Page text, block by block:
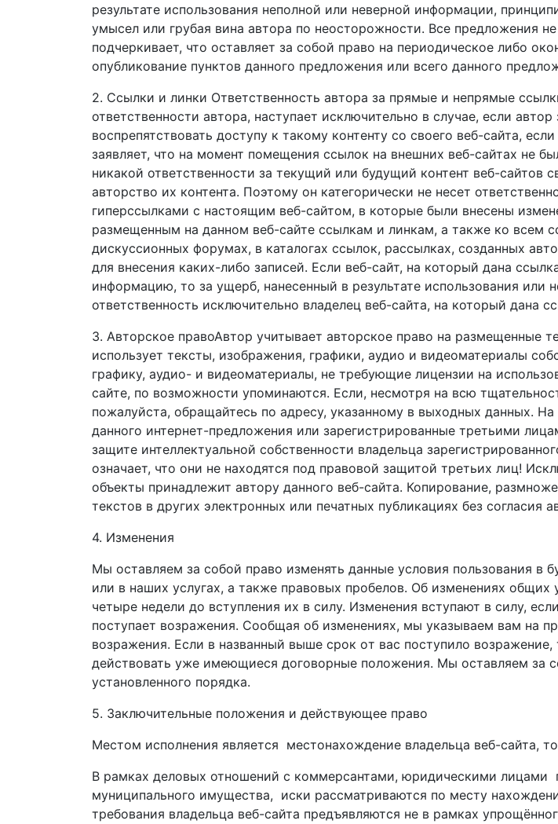
результате использования неполной или неверной информации,
умысел или грубая вина автора по неосторожности. Все предложения
подчеркивает, что оставляет за собой право на периодическое либо
опубликование пунктов данного предложения или всего данного
2. Ссылки и линки Ответственность автора за прямые и непрямые
ответственности автора, наступает исключительно в случае, если
воспрепятствовать доступу к такому контенту со своего веб-сайта,
заявляет, что на момент помещения ссылок на внешних веб-сайтах не
никакой ответственности за текущий или будущий контент веб-
авторство их контента. Поэтому он категорически не несет
гиперссылками с настоящим веб-сайтом, в которые были внесены
размещенным на данном веб-сайте ссылкам и линкам, а также ко всем
дискуссионных форумах, в каталогах ссылок, рассылках, созданных
для внесения каких-либо записей. Если веб-сайт, на который дана
информацию, то за ущерб, нанесенный в результате использования
ответственность исключительно владелец веб-сайта, на который дана
3. Авторское правоАвтор учитывает авторское право на размещенные
использует тексты, изображения, графики, аудио и видеоматериалы
графику, аудио- и видеоматериалы, не требующие лицензии на
сайте, по возможности упоминаются. Если, несмотря на всю
пожалуйста, обращайтесь по адресу, указанному в выходных данных.
данного интернет-предложения или зарегистрированные третьими
защите интеллектуальной собственности владельца
означает, что они не находятся под правовой защитой третьих лиц!
объекты принадлежит автору данного веб-сайта. Копирование,
текстов в других электронных или печатных публикациях без согласия
4. Изменения
Мы оставляем за собой право изменять данные условия пользования в
или в наших услугах, а также правовых пробелов. Об измененияx общих
четыре недели до вступления их в силу. Изменения вступают в силу,
поступает возражения. Сообщая об изменениях, мы указываем вам на
возражения. Если в названный выше срок от вас поступило возражение,
действовать уже имеющиеся договорные положения. Мы оставляем за
установленного порядка.
5. Заключительные положения и действующее право
Местом исполнения является местонахождение владельца веб-сайта,
В рамках деловых отношений с коммерсантами, юридическими лицами
муниципального имущества, иски рассматриваются по месту
требования владельца веб-сайта предъявляются не в рамках